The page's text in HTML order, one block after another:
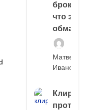
что это,
обман?
Матвей
Иванов
Клиринг